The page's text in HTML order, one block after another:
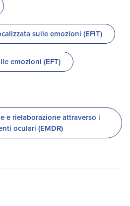
sulle emozioni (EFIT)
emozioni (EFT)
e rielaborazione attraverso i
oculari (EMDR)